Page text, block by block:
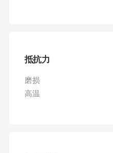
抵抗力
磨损
高温